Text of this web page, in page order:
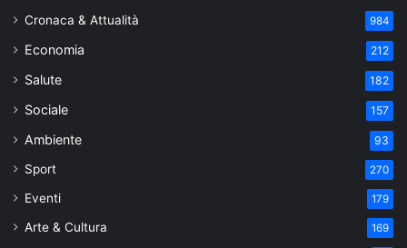
Cronaca & Attualità 984
Economia 212
Salute 182
Sociale 157
Ambiente 93
Sport 270
Eventi 179
Arte & Cultura 169